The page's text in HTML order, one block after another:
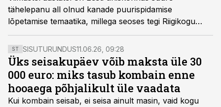
tähelepanu all olnud kanade puurispidamise
lõpetamise temaatika, millega seoses tegi Riigikogu
maaelukomisjon Regionaal- ja
Põllumajandusministeeriumile ettepaneku süvitsi uurida
kanade puurivabale pidamisele ülemineku mõjusid.
ST SISUTURUNDUS11.06.26, 09:28
Üks seisakupäev võib maksta üle 30
000 euro: miks tasub kombain enne
hooaega põhjalikult üle vaadata
Kui kombain seisab, ei seisa ainult masin, vaid kogu